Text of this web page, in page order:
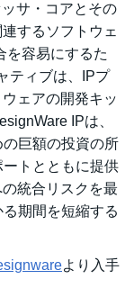
サ・コアとその
するソフトウェ
を容易にするた
ティブは、IPプ
ェアの開発キッ
IPは、
巨額の投資の所
トとともに提供
統合リスクを最
期間を短縮する
より入手